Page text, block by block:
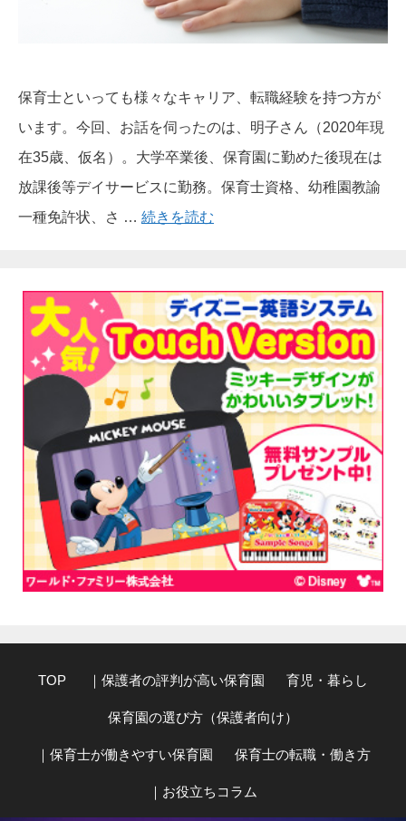
保育士といっても様々なキャリア、転職経験を持つ方が
います。今回、お話を伺ったのは、明子さん（2020年現
在35歳、仮名）。大学卒業後、保育園に勤めた後現在は
放課後等デイサービスに勤務。保育士資格、幼稚園教諭
一種免許状、さ … 続きを読む
TOP ｜保護者の評判が高い保育園 育児・暮らし
保育園の選び方（保護者向け）
｜保育士が働きやすい保育園 保育士の転職・働き方
｜お役立ちコラム